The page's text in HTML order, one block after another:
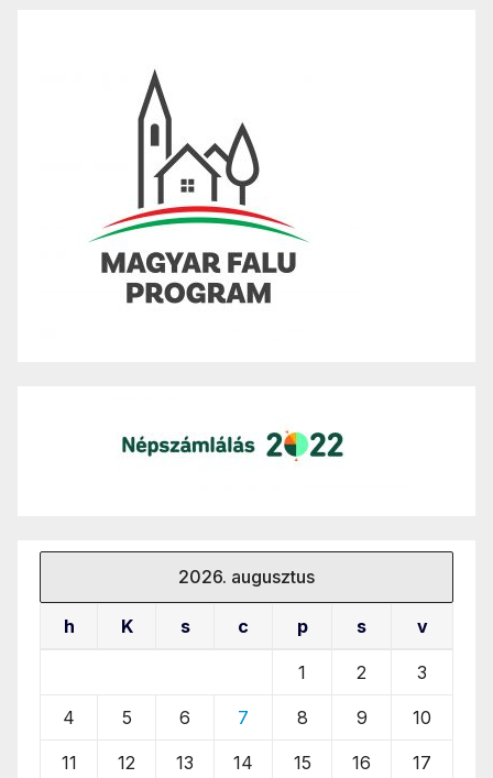
2026. augusztus
h K s c p s v
1 2 3
4 5 6 7 8 9 10
11 12 13 14 15 16 17